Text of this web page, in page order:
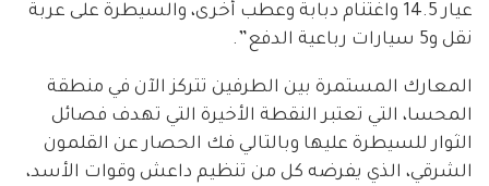
عيار 14.5 واغتنام دبابة وعطب أخرى، والسيطرة على عربة
نقل و5 سيارات رباعية الدفع”.
المعارك المستمرة بين الطرفين تتركز الآن في منطقة
المحسا، التي تعتبر النقطة الأخيرة التي تهدف فصائل
الثوار للسيطرة عليها وبالتالي فك الحصار عن القلمون
الشرقي، الذي يفرضه كل من تنظيم داعش وقوات الأسد،